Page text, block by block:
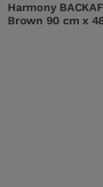
Harmony
Brown 90 cm x